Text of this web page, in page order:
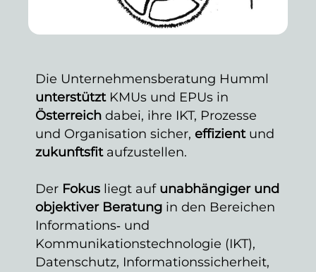
Die Unternehmensberatung Humml
unterstützt KMUs und EPUs in
Österreich dabei, ihre IKT, Prozesse
und Organisation sicher, effizient und
zukunftsfitaufzustellen.
Der Fokus liegt auf unabhängiger und
objektiver Beratung in den Bereichen
Informations‑ und
Kommunikationstechnologie (IKT),
Datenschutz, Informationssicherheit,